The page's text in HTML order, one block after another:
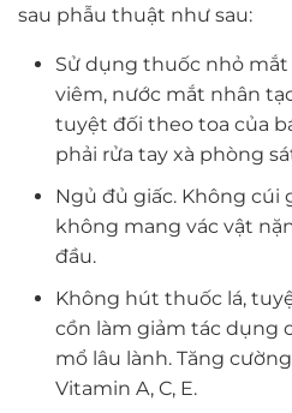
sau phẫu thuật như sau:
Sử dụng thuốc nhỏ
viêm, nước mắt nhân
tuyệt đối theo toa của
phải rửa tay xà phòng
Ngủ đủ giấc. Không cúi
không mang vác vật
đầu.
Không hút thuốc lá,
cồn làm giảm tác dụng
mổ lâu lành. Tăng
Vitamin A, C, E.